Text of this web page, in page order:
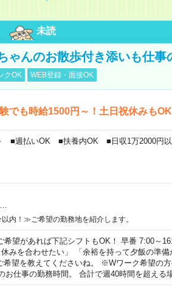
未読
ゃんのお散歩付き添いも仕事
クOK WEB登録・面接OK
も時給1500円～！土日祝休みもOK
■週払いOK ■扶養内OK ■日収1万2000円
内！≫ご希望の勤務地を紹介します。
希望があれば下記シフトもOK！ 早番 7:00～
みを合わせたい」 「余裕を持って夕飯の準
希望を教えてくださいね。 ※Wワーク希望の
お仕事の勤務時間。 合計で週40時間を超える